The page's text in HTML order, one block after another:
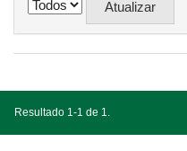
Resultado 1-1 de 1.